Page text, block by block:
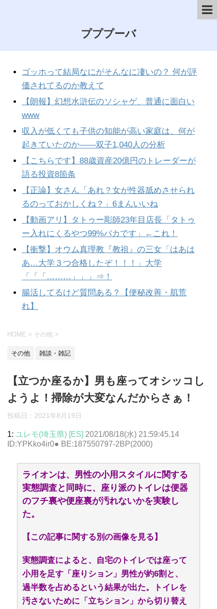
プププーバ
ゴッホって結局なにがそんなに凄いの？ 何が評
価されてるのか教えて
【朗報】幻想水滸伝のソシャゲ、普通に面白い
www
収入が低くても子供の知能が高い家庭は、何が
起きていたのか——双子1,040人の分析
【こちらです】88歳資産20億円のトレーダーが
語る投資8箇条
【正論】女さん「あれ？女が性器舐めさせられ
るのっておかしくね？」6まんいいね
【動画アリ】タトゥー彫師23年目店長「タトゥ
ー入れにくるやつ99%バカです」←これ！
【衝撃】オウム真理教『教祖』の三女「はあは
あ…大学３つ合格したぞ！！！」大学
「「「………」」」⇒！
腸活してるけど質問ある？【便秘改善・肌荒
れ】
HOME > その他 >
その他 雑談・雑記
【立つか座るか】男も座ってオシッコし
ようよ！掃除が大変なんだからさぁ！
投稿日： 2021年8月19日
1: ユレモ(埼玉県) [ES] 2021/08/18(水) 21:59:45.14
ID:YPKko4ir0● BE:187550797-2BP(2000)
ライオンは、男性の小用スタイルに関する
実態調査と同時に、座り派のトイレは便器
のフチ裏や便座裏が汚れないかを実験し
た。
【この記事に関する別の画像を見る】
実態調査によると、自宅のトイレでは座って
小用を足す「座りション」男性が約6割と、
過半数を占めるという結果が出た。トイレを
汚さないために「立ちション」から切り替え